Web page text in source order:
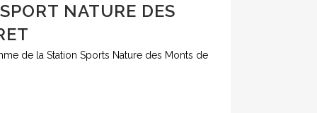
NATURE DES
de la Station Sports Nature des Monts de